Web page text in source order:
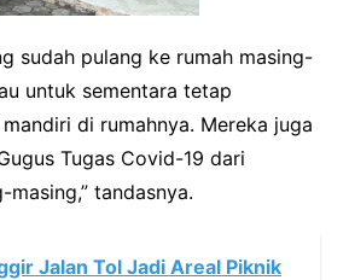
sudah pulang ke rumah masing-
untuk sementara tetap
di rumahnya. Mereka juga
Tugas Covid-19 dari
tandasnya.
Jalan Tol Jadi Areal Piknik